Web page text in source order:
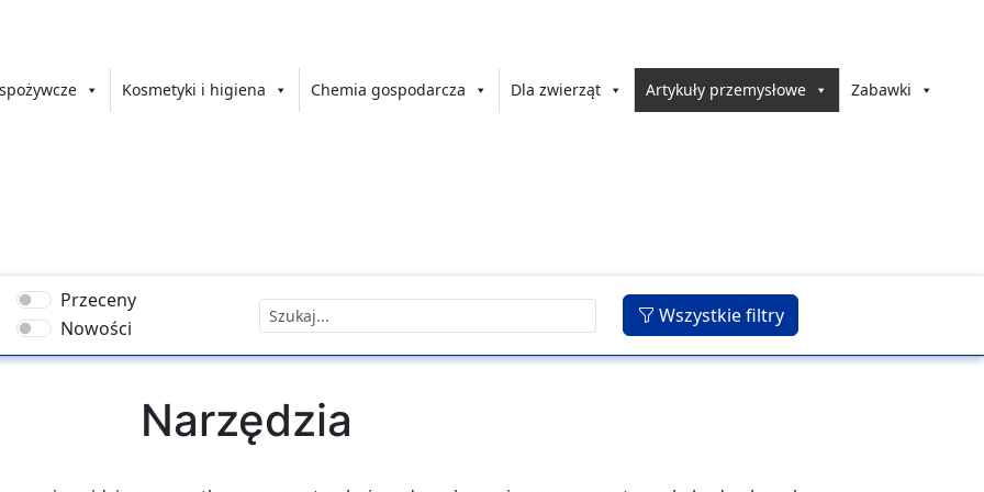
Kosmetyki i higiena Chemia gospodarcza Dla zwierząt Artykuły przemysłowe Zabawki
Przeceny
Nowości
Wszystkie filtry
Narzędzia